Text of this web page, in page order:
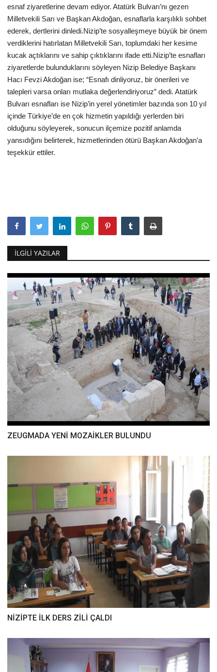
esnaf ziyaretlerine devam ediyor. Atatürk Bulvarı’nı gezen
Milletvekili Sarı ve Başkan Akdoğan, esnaflarla karşılıklı sohbet
ederek, dertlerini dinledi.Nizip’te sosyalleşmeye büyük bir önem
verdiklerini hatırlatan Milletvekili Sarı, toplumdaki her kesime
kucak açtıklarını ve sahip çıktıklarını ifade etti.Nizip’te esnafları
ziyaretlerde bulunduklarını söyleyen Nizip Belediye Başkanı
Hacı Fevzi Akdoğan ise; “Esnafı dinliyoruz, bir önerileri ve
talepleri varsa onları mutlaka değerlendiriyoruz” dedi. Atatürk
Bulvarı esnafları ise Nizip’in yerel yönetimler bazında son 10 yıl
içinde Türkiye’de en çok hizmetin yapıldığı yerlerden biri
olduğunu söyleyerek, sonucun ilçemize pozitif anlamda
yansıdığını belirterek, hizmetlerinden ötürü Başkan Akdoğan’a
teşekkür ettiler.
İLGILI YAZILAR
ZEUGMADA YENİ MOZAİKLER BULUNDU
NİZİPTE İLK DERS ZİLİ ÇALDI